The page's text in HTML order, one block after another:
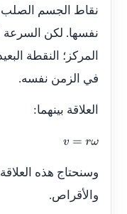
نقاط الجسم الصلب
نفسها. لكن
المركز؛ النقطة
في الزمن نفسه.
العلاقة بينهما:
v =r ω
وسنحتاج هذه
والأقراص.